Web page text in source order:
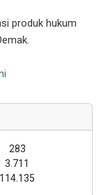
produk hukum
283
3.711
114.135